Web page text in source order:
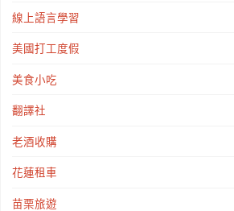
線上語言學習
美國打工度假
美食小吃
翻譯社
老酒收購
花蓮租車
苗栗旅遊